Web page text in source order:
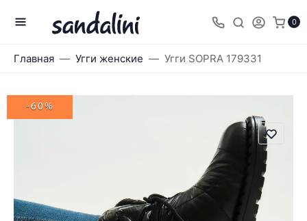
0
Главная Угги женские Угги SOPRA 179331
-60%